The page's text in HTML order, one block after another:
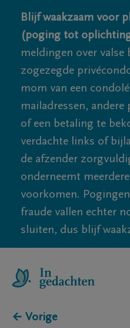
Blijf waakzaam voor
(poging tot
meldingen over valse
zogezegde
mom van een
mailadressen, andere
of een betaling te
verdachte links of
de afzender
onderneemt
voorkomen.
fraude vallen echter
sluiten, dus blijf
← Vorige